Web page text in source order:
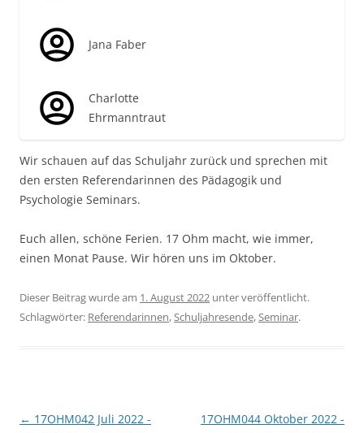
Jana Faber
Charlotte
Ehrmanntraut
Wir schauen auf das Schuljahr zurück und sprechen mit
den ersten Referendarinnen des Pädagogik und
Psychologie Seminars.
Euch allen, schöne Ferien. 17 Ohm macht, wie immer,
einen Monat Pause. Wir hören uns im Oktober.
Dieser Beitrag wurde am 1. August 2022 unter veröffentlicht.
Schlagwörter: Referendarinnen,Schuljahresende,Seminar.
Beitragsnavigation
← 17OHM042 Juli 2022 -
17OHM044 Oktober 2022 -